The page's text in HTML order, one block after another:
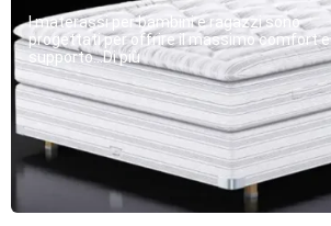
I materassi per bambini e ragazzi sono
progettati per offrire il massimo comfort e
supporto...Di più